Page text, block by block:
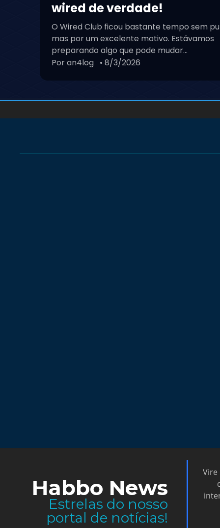
wired de verdade!
O Wired Club ficou bastante tempo sem
mas por um excelente motivo. Estávamos
preparando algo que pode mudar...
Por an4log • 8/3/2026
Habbo News
Estrelas do nosso
portal de notícias!
Vire